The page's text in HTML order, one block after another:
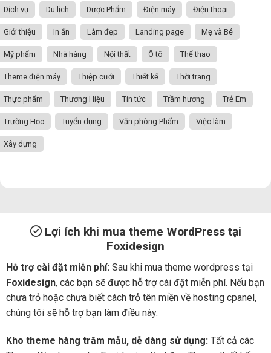
Dịch vụ Du lịch Dược Phẩm Điện máy Điện thoại
Giới thiệu In ấn Làm đẹp Landing page Mẹ và Bé
Mỹ phẩm Nhà hàng Nội thất Ô tô Thể thao
Theme điện máy Thiệp cưới Thiết kế Thời trang
Thực phẩm Thương Hiệu Tin tức Trầm hương Trẻ Em
Trường Học Tuyển dụng Văn phòng Phẩm Việc làm
Xây dựng
Lợi ích khi mua theme WordPress tại
Foxidesign
Hỗ trợ cài đặt miễn phí: Sau khi mua theme wordpress tại
Foxidesign, các bạn sẽ được hỗ trợ cài đặt miễn phí. Nếu bạn
chưa trỏ hoặc chưa biết cách trỏ tên miền về hosting cpanel,
chúng tôi sẽ hỗ trợ bạn làm điều này.
Kho theme hàng trăm mẫu, dễ dàng sử dụng: Tất cả các